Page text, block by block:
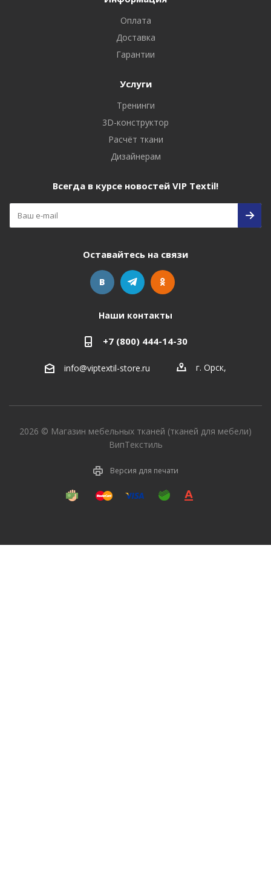
Оплата
Доставка
Гарантии
Услуги
Тренинги
3D-конструктор
Расчёт ткани
Дизайнерам
Всегда в курсе новостей VIP Textil!
Оставайтесь на связи
Наши контакты
+7 (800) 444-14-30
info@viptextil-store.ru г. Орск,
2026 © Магазин мебельных тканей (тканей для мебели)
ВипТекстиль
Версия для печати